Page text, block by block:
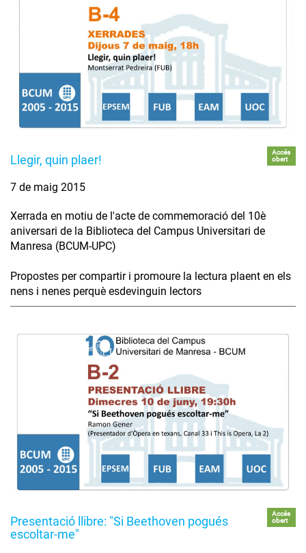
Llegir, quin plaer!
Accés
obert
7 de maig 2015
Xerrada en motiu de l'acte de commemoració del 10è
aniversari de la Biblioteca del Campus Universitari de
Manresa (BCUM-UPC)
Propostes per compartir i promoure la lectura plaent en els
nens i nenes perquè esdevinguin lectors
Presentació llibre: "Si Beethoven pogués
escoltar-me"
Accés
obert